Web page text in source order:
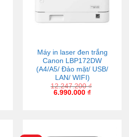
Máy in laser đen trắng
Canon LBP172DW
(A4/A5/ Đảo mặt/ USB/
LAN/ WIFI)
12.247.200₫
6.990.000 ₫